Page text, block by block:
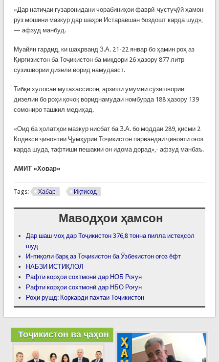
«Дар натиҷаи гузаронидани чорабиниҳои фаврӣ-ҷустуҷӯӣ ҳамон
рӯз мошини мазкур дар шаҳри Истаравшан боздошт карда шуд»,
— афзуд манбуд.
Муайян гардид, ки шаҳрванд З.А. 21-22 январ бо ҳамин роҳ аз
Қирғизистон ба Тоҷикистон ба миқдори 26 ҳазору 877 литр
сӯзишвории дизелӣ ворид намудааст.
Тибқи хулосаи мутахассисон, арзиши умумии сӯзишвории
дизелии бо роҳи қочоқ вориднамудаи номбурда 188 ҳазору 139
сомониро ташкил медиҳад.
«Оид ба ҳолатҳои мазкур нисбат ба З.А. бо моддаи 289, қисми 2
Кодекси ҷиноятии Ҷумҳурии Тоҷикистон парвандаи ҷинояти оғоз
карда шуда, тафтиши пешакии он идома дорад»,- афзуд манбаъ.
АМИТ «Ховар»
Tags: Хабар Иқтисод
Маводҳои ҳамсон
Дар шаш моҳ дар Тоҷикистон 376,8 тонна пилла истеҳсол
шуд
Интиқоли барқ аз Тоҷикистон ба Ӯзбекистон оғоз ёфт
НАБЗИ ИСТИҚЛОЛ
Рафти корҳои сохтмонӣ дар НОБ Роғун
Рафти корҳои сохтмонӣ дар НБО Роғун
Роҳи рушд: Коркарди пахтаи Тоҷикистон
Тоҷикистон ва ҷаҳон